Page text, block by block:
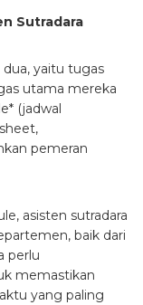
Sutradara
dua, yaitu tugas
utama mereka
(jadwal
pemeran
asisten sutradara
baik dari
perlu
memastikan
yang paling